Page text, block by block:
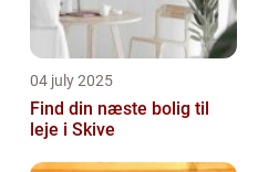
04 july 2025
Find din næste bolig til
leje i Skive